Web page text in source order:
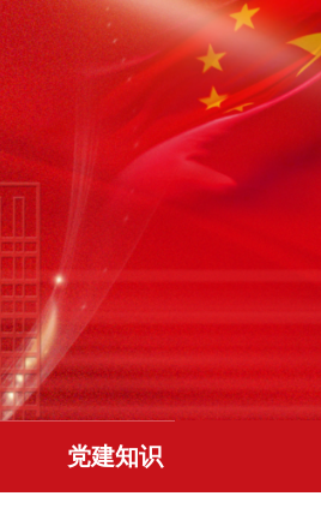
党建知识